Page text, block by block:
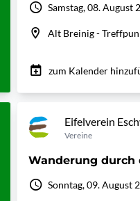
Samstag, 08. August
Alt Breinig -
zum Kalender
Eifelverein
Vereine
Wanderung durch
Sonntag, 09. August